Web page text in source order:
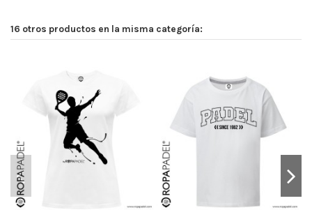
16 otros productos en la misma categoría: